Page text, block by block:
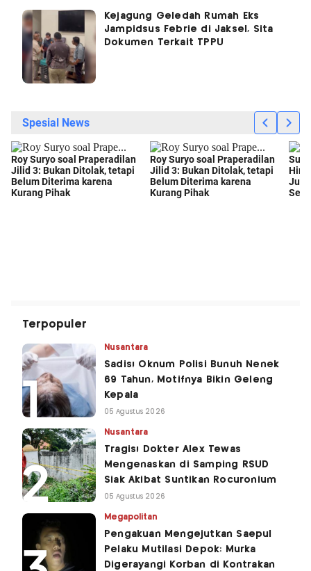
Kejagung Geledah Rumah Eks
Jampidsus Febrie di Jaksel, Sita
Dokumen Terkait TPPU
Terpopuler
Nusantara
Sadis! Oknum Polisi Bunuh Nenek
69 Tahun, Motifnya Bikin Geleng
Kepala
05 Agustus 2026
Nusantara
Tragis! Dokter Alex Tewas
Mengenaskan di Samping RSUD
Siak Akibat Suntikan Rocuronium
05 Agustus 2026
Megapolitan
Pengakuan Mengejutkan Saepul
Pelaku Mutilasi Depok: Murka
Digerayangi Korban di Kontrakan